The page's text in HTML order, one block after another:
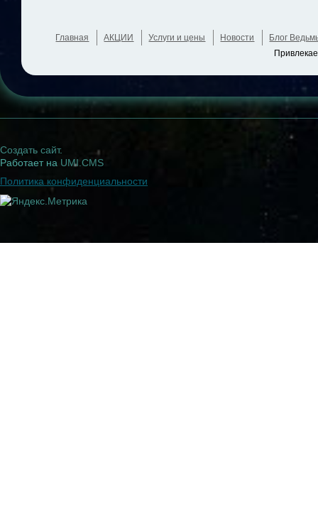
Главная АКЦИИ Услуги и цены Новости
Блог
Создать сайт.
Работает на UMI.CMS
Политика конфиденциальности